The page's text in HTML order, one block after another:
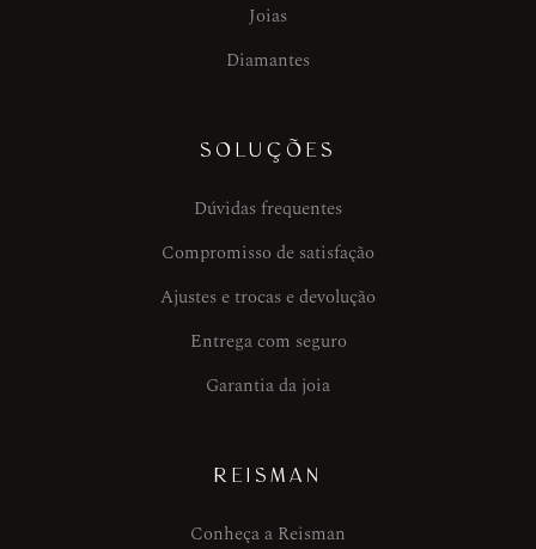
Joias
Diamantes
SOLUÇÕES
Dúvidas frequentes
Compromisso de satisfação
Ajustes e trocas e devolução
Entrega com seguro
Garantia da joia
REISMAN
Conheça a Reisman